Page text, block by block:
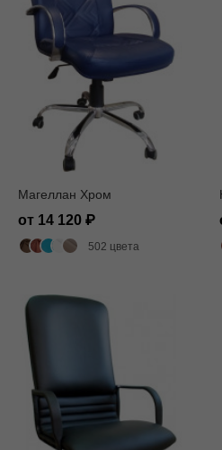
Магеллан Хром
от 14 120
502 цвета